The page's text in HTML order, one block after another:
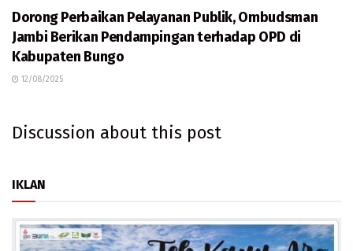
Dorong Perbaikan Pelayanan Publik, Ombudsman
Jambi Berikan Pendampingan terhadap OPD di
Kabupaten Bungo
12/08/2025
Discussion about this post
IKLAN